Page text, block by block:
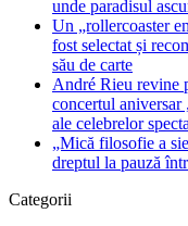
unde paradisul
Un „rollercoaster
fost selectat și
său de carte
André Rieu revine
concertul
ale celebrelor
„Mică filosofie a
dreptul la pauză
Categorii